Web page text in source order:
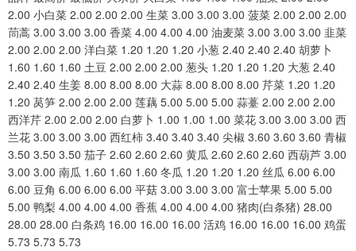
2.00 小白菜 2.00 2.00 2.00 生菜 3.00 3.00 3.00 菠菜 2.00 2.00 2.00
茼蒿 3.00 3.00 3.00 香菜 4.00 4.00 4.00 油麦菜 3.00 3.00 3.00 韭菜
2.00 2.00 2.00 洋白菜 1.20 1.20 1.20 小葱 2.40 2.40 2.40 胡萝卜
1.60 1.60 1.60 土豆 2.00 2.00 2.00 葱头 1.20 1.20 1.20 大葱 2.40
2.40 2.40 生姜 8.00 8.00 8.00 大蒜 8.00 8.00 8.00 芹菜 1.20 1.20
1.20 莴笋 2.00 2.00 2.00 莲藕 5.00 5.00 5.00 蒜薹 2.00 2.00 2.00
西洋芹 2.00 2.00 2.00 白萝卜 1.00 1.00 1.00 菜花 3.00 3.00 3.00 西
兰花 3.00 3.00 3.00 西红柿 3.40 3.40 3.40 尖椒 3.60 3.60 3.60 青椒
3.50 3.50 3.50 茄子 2.60 2.60 2.60 黄瓜 2.60 2.60 2.60 西葫芦 3.00
3.00 3.00 南瓜 1.60 1.60 1.60 冬瓜 1.20 1.20 1.20 丝瓜 6.00 6.00
6.00 豆角 6.00 6.00 6.00 平菇 3.00 3.00 3.00 富士苹果 5.00 5.00
5.00 鸭梨 4.00 4.00 4.00 香蕉 4.00 4.00 4.00 猪肉(白条猪) 28.00
28.00 28.00 白条鸡 16.00 16.00 16.00 活鸡 16.00 16.00 16.00 鸡蛋
5.73 5.73 5.73